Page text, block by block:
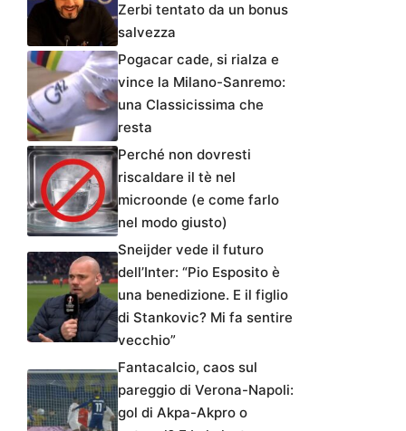
Zerbi tentato da un bonus
salvezza
Pogacar cade, si rialza e
vince la Milano-Sanremo:
una Classicissima che
resta
Perché non dovresti
riscaldare il tè nel
microonde (e come farlo
nel modo giusto)
Sneijder vede il futuro
dell’Inter: “Pio Esposito è
una benedizione. E il figlio
di Stankovic? Mi fa sentire
vecchio”
Fantacalcio, caos sul
pareggio di Verona-Napoli:
gol di Akpa-Akpro o